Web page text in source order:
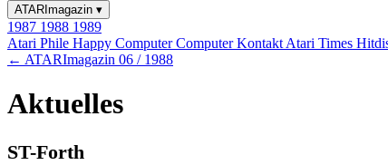
ATARImagazin ▾
1987 1988 1989
Atari Phile Happy ComputerComputer Kontakt Atari Times
← ATARImagazin 06 / 1988
Aktuelles
ST-Forth